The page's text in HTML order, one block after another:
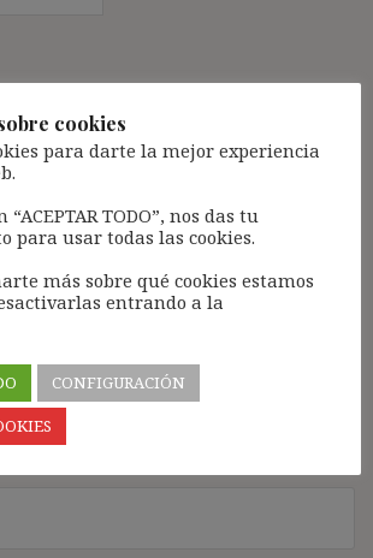
electrónico no será publicada.
están marcados con*
cookies
para darte la mejor experiencia
TODO”, nos das tu
para usar todas las cookies.
más sobre qué cookies estamos
entrando a la
CONFIGURACIÓN